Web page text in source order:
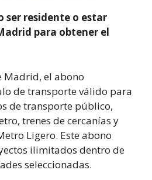
ser residente o estar
para obtener el
Madrid, el abono
de transporte válido para
de transporte público,
trenes de cercanías y
Ligero. Este abono
ilimitados dentro de
seleccionadas.